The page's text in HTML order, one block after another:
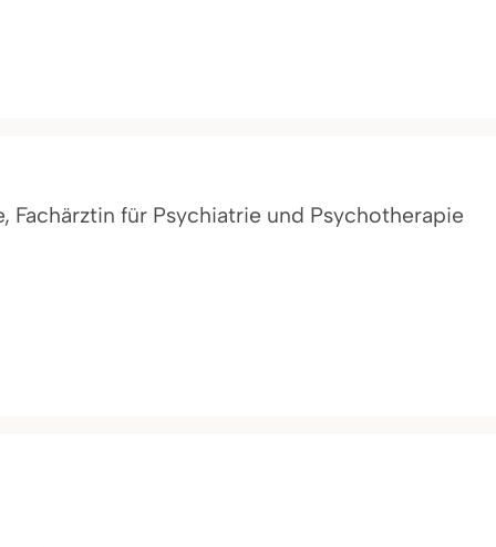
Fachärztin für Psychiatrie und Psychotherapie